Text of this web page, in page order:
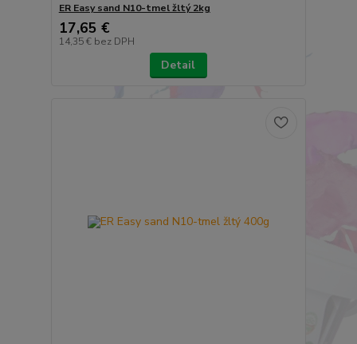
ER Easy sand N10-tmel žltý 2kg
17,65 €
14,35 € bez DPH
Detail